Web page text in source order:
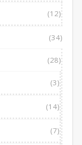
(12)
(34)
(28)
(3)
(14)
(7)